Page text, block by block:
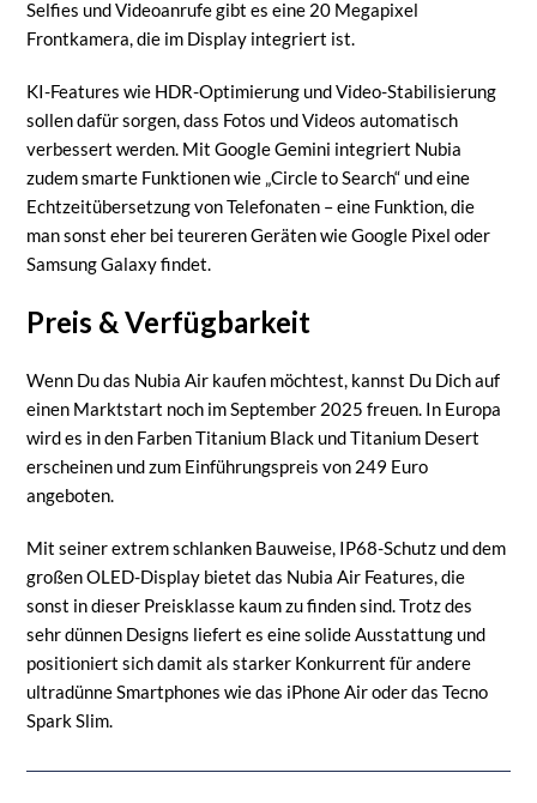
Selfies und Videoanrufe gibt es eine 20 Megapixel
Frontkamera, die im Display integriert ist.
KI-Features wie HDR-Optimierung und Video-Stabilisierung
sollen dafür sorgen, dass Fotos und Videos automatisch
verbessert werden. Mit Google Gemini integriert Nubia
zudem smarte Funktionen wie „Circle to Search“ und eine
Echtzeitübersetzung von Telefonaten – eine Funktion, die
man sonst eher bei teureren Geräten wie Google Pixel oder
Samsung Galaxy findet.
Preis & Verfügbarkeit
Wenn Du das Nubia Air kaufen möchtest, kannst Du Dich auf
einen Marktstart noch im September 2025 freuen. In Europa
wird es in den Farben Titanium Black und Titanium Desert
erscheinen und zum Einführungspreis von 249 Euro
angeboten.
Mit seiner extrem schlanken Bauweise, IP68-Schutz und dem
großen OLED-Display bietet das Nubia Air Features, die
sonst in dieser Preisklasse kaum zu finden sind. Trotz des
sehr dünnen Designs liefert es eine solide Ausstattung und
positioniert sich damit als starker Konkurrent für andere
ultradünne Smartphones wie das iPhone Air oder das Tecno
Spark Slim.